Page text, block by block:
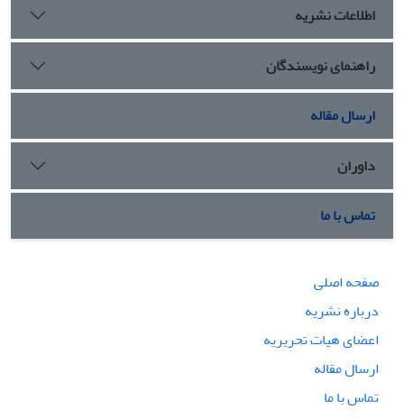
اطلاعات نشریه
راهنمای نویسندگان
ارسال مقاله
داوران
تماس با ما
صفحه اصلی
درباره نشریه
اعضای هیات تحریریه
ارسال مقاله
تماس با ما